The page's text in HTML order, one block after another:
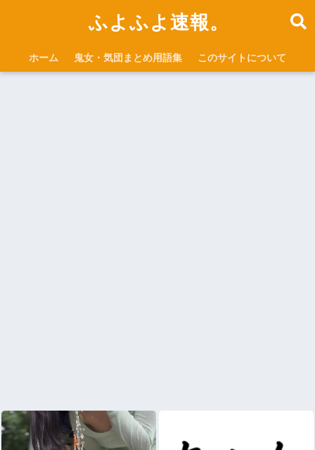
ふよふよ速報。
ホーム 鬼女・気団まとめ用語集 このサイトについて